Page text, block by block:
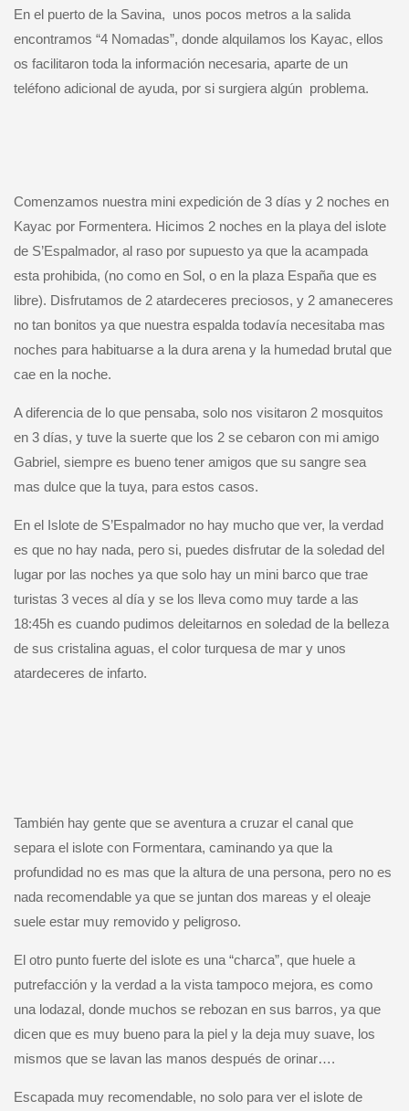
En el puerto de la Savina, unos pocos metros a la salida
encontramos “4 Nomadas”, donde alquilamos los Kayac, ellos
os facilitaron toda la información necesaria, aparte de un
teléfono adicional de ayuda, por si surgiera algún problema.
Comenzamos nuestra mini expedición de 3 días y 2 noches en
Kayac por Formentera. Hicimos 2 noches en la playa del islote
de S’Espalmador, al raso por supuesto ya que la acampada
esta prohibida, (no como en Sol, o en la plaza España que es
libre). Disfrutamos de 2 atardeceres preciosos, y 2 amaneceres
no tan bonitos ya que nuestra espalda todavía necesitaba mas
noches para habituarse a la dura arena y la humedad brutal que
cae en la noche.
A diferencia de lo que pensaba, solo nos visitaron 2 mosquitos
en 3 días, y tuve la suerte que los 2 se cebaron con mi amigo
Gabriel, siempre es bueno tener amigos que su sangre sea
mas dulce que la tuya, para estos casos.
En el Islote de S’Espalmador no hay mucho que ver, la verdad
es que no hay nada, pero si, puedes disfrutar de la soledad del
lugar por las noches ya que solo hay un mini barco que trae
turistas 3 veces al día y se los lleva como muy tarde a las
18:45h es cuando pudimos deleitarnos en soledad de la belleza
de sus cristalina aguas, el color turquesa de mar y unos
atardeceres de infarto.
También hay gente que se aventura a cruzar el canal que
separa el islote con Formentara, caminando ya que la
profundidad no es mas que la altura de una persona, pero no es
nada recomendable ya que se juntan dos mareas y el oleaje
suele estar muy removido y peligroso.
El otro punto fuerte del islote es una “charca”, que huele a
putrefacción y la verdad a la vista tampoco mejora, es como
una lodazal, donde muchos se rebozan en sus barros, ya que
dicen que es muy bueno para la piel y la deja muy suave, los
mismos que se lavan las manos después de orinar….
Escapada muy recomendable, no solo para ver el islote de